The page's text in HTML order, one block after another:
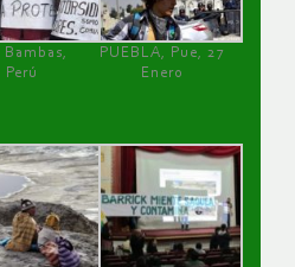
Bambas,
Perú
PUEBLA, Pue, 27
Enero